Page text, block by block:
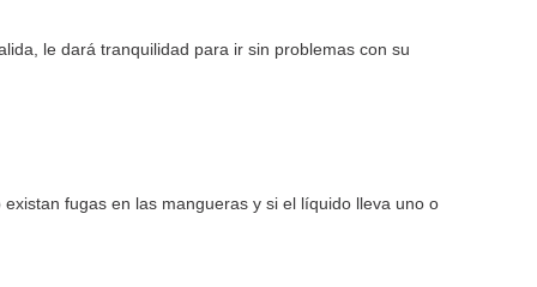
le dará tranquilidad para ir sin problemas con su
fugas en las mangueras y si el líquido lleva uno o